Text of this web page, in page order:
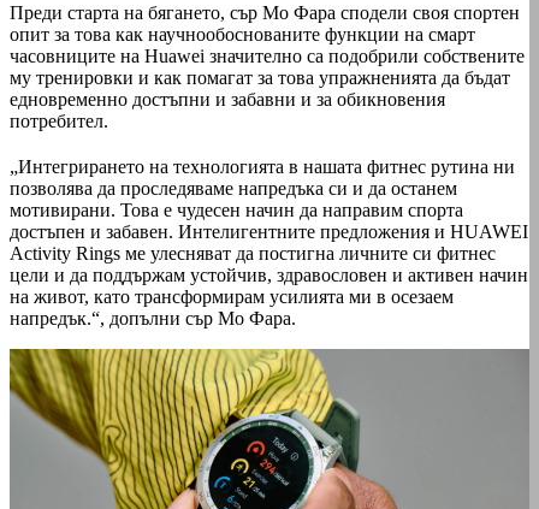
Преди старта на бягането, сър Мо Фара сподели своя спортен
опит за това как научнообоснованите функции на смарт
часовниците на Huawei значително са подобрили собствените
му тренировки и как помагат за това упражненията да бъдат
едновременно достъпни и забавни и за обикновения
потребител.
„Интегрирането на технологията в нашата фитнес рутина ни
позволява да проследяваме напредъка си и да останем
мотивирани. Това е чудесен начин да направим спорта
достъпен и забавен. Интелигентните предложения и HUAWEI
Activity Rings ме улесняват да постигна личните си фитнес
цели и да поддържам устойчив, здравословен и активен начин
на живот, като трансформирам усилията ми в осезаем
напредък.“, допълни сър Мо Фара.